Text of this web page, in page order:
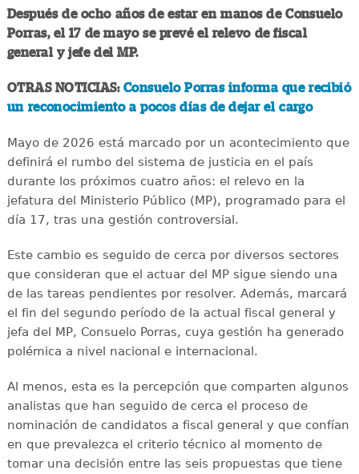
Después de ocho años de estar en manos de Consuelo
Porras, el 17 de mayo se prevé el relevo de fiscal
general y jefe del MP.
OTRAS NOTICIAS: Consuelo Porras informa que recibió
un reconocimiento a pocos días de dejar el cargo
Mayo de 2026 está marcado por un acontecimiento que
definirá el rumbo del sistema de justicia en el país
durante los próximos cuatro años: el relevo en la
jefatura del Ministerio Público (MP), programado para el
día 17, tras una gestión controversial.
Este cambio es seguido de cerca por diversos sectores
que consideran que el actuar del MP sigue siendo una
de las tareas pendientes por resolver. Además, marcará
el fin del segundo período de la actual fiscal general y
jefa del MP, Consuelo Porras, cuya gestión ha generado
polémica a nivel nacional e internacional.
Al menos, esta es la percepción que comparten algunos
analistas que han seguido de cerca el proceso de
nominación de candidatos a fiscal general y que confían
en que prevalezca el criterio técnico al momento de
tomar una decisión entre las seis propuestas que tiene